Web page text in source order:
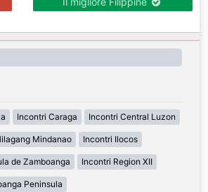
Incontri Caraga Incontri Central Luzon
Mindanao Incontri Ilocos
de Zamboanga Incontri Region XII
Peninsula